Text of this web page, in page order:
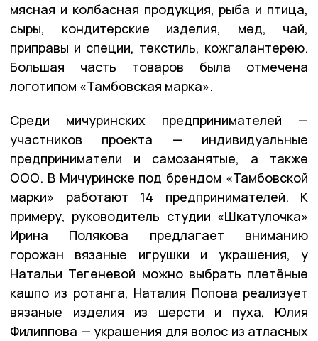
мясная и колбасная продукция, рыба и птица,
сыры, кондитерские изделия, мед, чай,
приправы и специи, текстиль, кожгалантерею.
Большая часть товаров была отмечена
логотипом «Тамбовская марка».
Среди мичуринских предпринимателей —
участников проекта — индивидуальные
предприниматели и самозанятые, а также
ООО. В Мичуринске под брендом «Тамбовской
марки» работают 14 предпринимателей. К
примеру, руководитель студии «Шкатулочка»
Ирина Полякова предлагает вниманию
горожан вязаные игрушки и украшения, у
Натальи Тегеневой можно выбрать плетёные
кашпо из ротанга, Наталия Попова реализует
вязаные изделия из шерсти и пуха, Юлия
Филиппова — украшения для волос из атласных